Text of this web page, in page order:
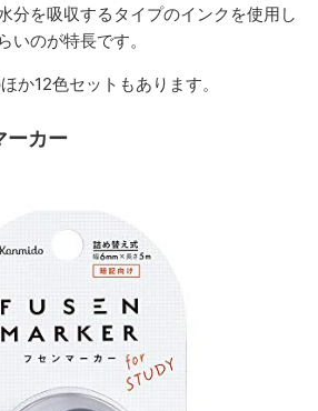
分を吸収するタイプのインクを使用し
いのが特長です。
か12色セットもあります。
ーカー